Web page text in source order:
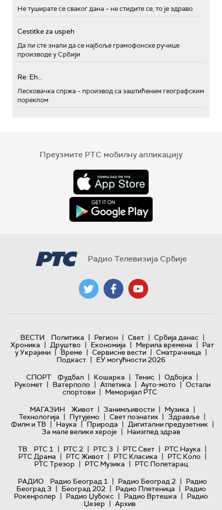
Не туширате се сваког дана – не стидите се, то је здраво
Cestitke za uspeh
Да ли сте знали да се најбоље грамофонске ручице
производе у Србији
Re: Eh...
Лесковачка спржа – производ са заштићеним географским
пореклом
Преузмите РТС мобилну апликацију
Радио Телевизија Србије
ВЕСТИ Политика | Регион | Свет | Србија данас |
Хроника | Друштво | Економија | Мерила времена | Рат
у Украјини | Време | Сервисне вести | Сматрачница |
Подкаст | ЕУ могућности 2026
СПОРТ
Фудбал | Кошарка | Тенис | Одбојка |
Рукомет | Ватерполо | Атлетика | Ауто-мото | Остали
спортови | Меморијал РТС
МАГАЗИН
Живот | Занимљивости | Музика |
Технологијa | Путујемо | Свет познатих | Здравље |
Филм и ТВ | Наука | Природа | Дигитални предузетник |
За мале велике хероје | Наизглед здрав
ТВ
РТС 1 | РТС 2 | РТС 3 | РТС Свет | РТС Наука |
РТС Драма | РТС Живот | РТС Класика | РТС Коло |
РТС Трезор | РТС Музика | РТС Полетарац
РАДИО
Радио Београд 1 | Радио Београд 2 | Радио
Београд 3 | Београд 202 | Радио Плетеница | Радио
Рокенролер | Радио Џубокс | Радио Вртешка | Радио
Џезер | Архив